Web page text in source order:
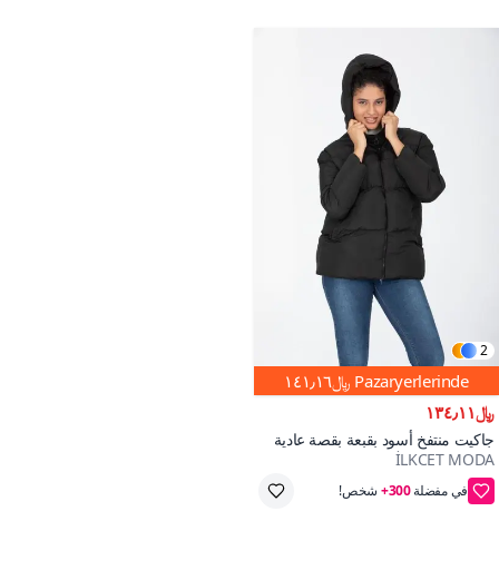
2
Pazaryerlerinde ﷼١٤١٫١٦
﷼١٣٤٫١١
جاكيت منتفخ أسود بقبعة بقصة عادية
İLKCET MODA
300+
احفظ ﷼٧